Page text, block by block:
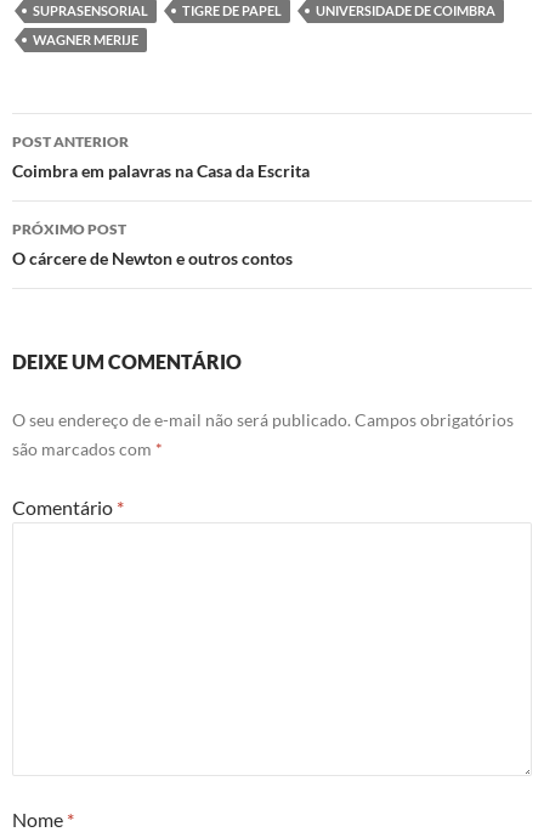
SUPRASENSORIAL
TIGRE DE PAPEL
UNIVERSIDADE DE COIMBRA
WAGNER MERIJE
Navegação
de
posts
POST ANTERIOR
Coimbra em palavras na Casa da Escrita
PRÓXIMO POST
O cárcere de Newton e outros contos
DEIXE UM COMENTÁRIO
O seu endereço de e-mail não será publicado. Campos obrigatórios
são marcados com *
Comentário *
Nome *